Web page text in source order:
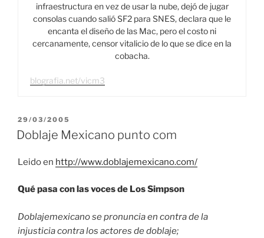
infraestructura en vez de usar la nube, dejó de jugar
consolas cuando salió SF2 para SNES, declara que le
encanta el diseño de las Mac, pero el costo ni
cercanamente, censor vitalicio de lo que se dice en la
cobacha.
blografia.net/vicm3
PUBLICADO
EL
29/03/2005
Doblaje Mexicano punto com
Leido en http://www.doblajemexicano.com/
Qué pasa con las voces de Los Simpson
Doblajemexicano se pronuncia en contra de la
injusticia contra los actores de doblaje;